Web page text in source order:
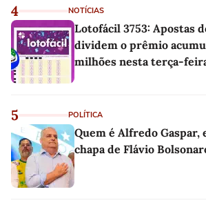
4 NOTÍCIAS
Lotofácil 3753: Apostas
dividem o prêmio
milhões nesta terça-
5 POLÍTICA
Quem é Alfredo Gaspar,
chapa de Flávio